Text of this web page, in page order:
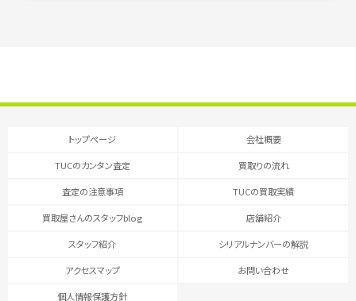
トップページ 会社概要
TUCのカンタン査定 買取りの流れ
査定の注意事項 TUCの買取実績
買取屋さんのスタッフblog 店舗紹介
スタッフ紹介 シリアルナンバーの解説
アクセスマップ お問い合わせ
個人情報保護方針